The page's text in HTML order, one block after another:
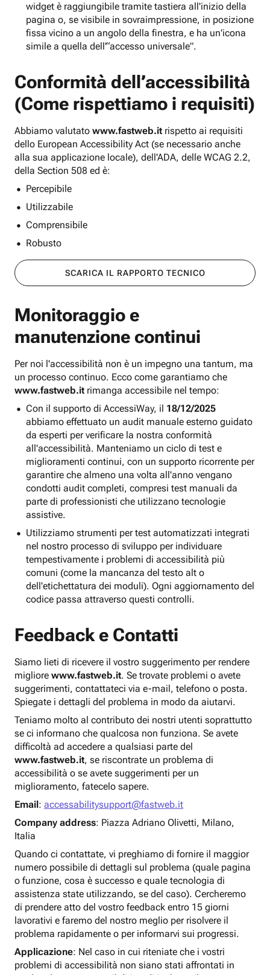
widget è raggiungibile tramite tastiera all'inizio della
pagina o, se visibile in sovraimpressione, in posizione
fissa vicino a un angolo della finestra, e ha un'icona
simile a quella dell'“accesso universale”.
Conformità dell’accessibilità
(Come rispettiamo i requisiti)
Abbiamo valutato www.fastweb.it rispetto ai requisiti
dello European Accessibility Act (se necessario anche
alla sua applicazione locale), dell'ADA, delle WCAG 2.2,
della Section 508 ed è:
Percepibile
Utilizzabile
Comprensibile
Robusto
SCARICA IL RAPPORTO TECNICO
Monitoraggio e
manutenzione continui
Per noi l'accessibilità non è un impegno una tantum, ma
un processo continuo. Ecco come garantiamo che
www.fastweb.it rimanga accessibile nel tempo:
Con il supporto di AccessiWay, il 18/12/2025
abbiamo effettuato un audit manuale esterno guidato
da esperti per verificare la nostra conformità
all'accessibilità. Manteniamo un ciclo di test e
miglioramenti continui, con un supporto ricorrente per
garantire che almeno una volta all'anno vengano
condotti audit completi, compresi test manuali da
parte di professionisti che utilizzano tecnologie
assistive.
Utilizziamo strumenti per test automatizzati integrati
nel nostro processo di sviluppo per individuare
tempestivamente i problemi di accessibilità più
comuni (come la mancanza del testo alt o
dell'etichettatura dei moduli). Ogni aggiornamento del
codice passa attraverso questi controlli.
Feedback e Contatti
Siamo lieti di ricevere il vostro suggerimento per rendere
migliore www.fastweb.it. Se trovate problemi o avete
suggerimenti, contattateci via e-mail, telefono o posta.
Spiegate i dettagli del problema in modo da aiutarvi.
Teniamo molto al contributo dei nostri utenti soprattutto
se ci informano che qualcosa non funziona. Se avete
difficoltà ad accedere a qualsiasi parte del
www.fastweb.it, se riscontrate un problema di
accessibilità o se avete suggerimenti per un
miglioramento, fatecelo sapere.
Email: accessabilitysupport@fastweb.it
Company address: Piazza Adriano Olivetti, Milano,
Italia
Quando ci contattate, vi preghiamo di fornire il maggior
numero possibile di dettagli sul problema (quale pagina
o funzione, cosa è successo e quale tecnologia di
assistenza state utilizzando, se del caso). Cercheremo
di prendere atto del vostro feedback entro 15 giorni
lavorativi e faremo del nostro meglio per risolvere il
problema rapidamente o per informarvi sui progressi.
Applicazione: Nel caso in cui riteniate che i vostri
problemi di accessibilità non siano stati affrontati in